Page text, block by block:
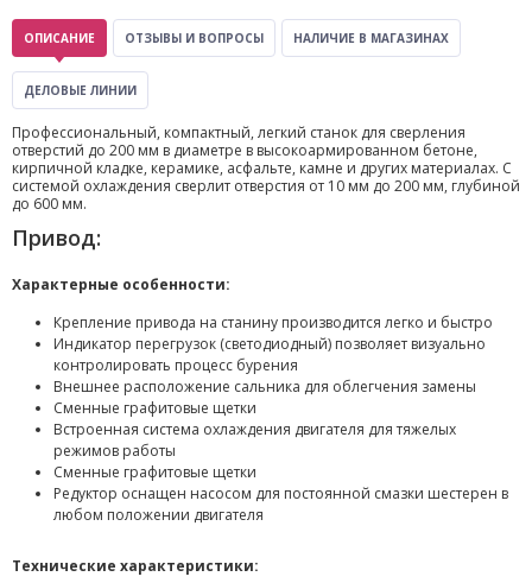
ОПИСАНИЕ ОТЗЫВЫ И ВОПРОСЫ НАЛИЧИЕ В МАГАЗИНАХ
ДЕЛОВЫЕ ЛИНИИ
Профессиональный, компактный, легкий станок для сверления
отверстий до 200 мм в диаметре в высокоармированном бетоне,
кирпичной кладке, керамике, асфальте, камне и других материалах. С
системой охлаждения сверлит отверстия от 10 мм до 200 мм, глубиной
до 600 мм.
Привод:
Характерные особенности:
Крепление привода на станину производится легко и быстро
Индикатор перегрузок (светодиодный) позволяет визуально
контролировать процесс бурения
Внешнее расположение сальника для облегчения замены
Сменные графитовые щетки
Встроенная система охлаждения двигателя для тяжелых
режимов работы
Сменные графитовые щетки
Редуктор оснащен насосом для постоянной смазки шестерен в
любом положении двигателя
Технические характеристики: